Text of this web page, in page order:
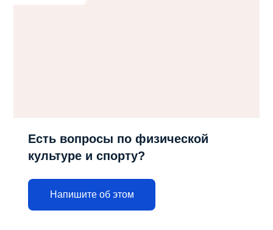
Есть вопросы по физической
культуре и спорту?
Напишите об этом